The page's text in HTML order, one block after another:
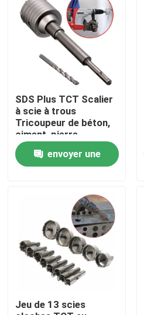
Maison
Au sujet de nous
Visite d'usine
Contrôle de qualité
SDS Plus TCT Scalier
à scie à trous
Tricoupeur de béton,
ciment, pierre,
perceuse
envoyer une
Jeu de 13 scies